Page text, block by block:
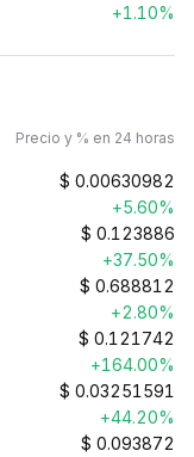
+1.10%
Precio y % en 24 horas
$ 0.00630982
+5.60%
$ 0.123886
+37.50%
$ 0.688812
+2.80%
$ 0.121742
+164.00%
$ 0.03251591
+44.20%
$ 0.093872